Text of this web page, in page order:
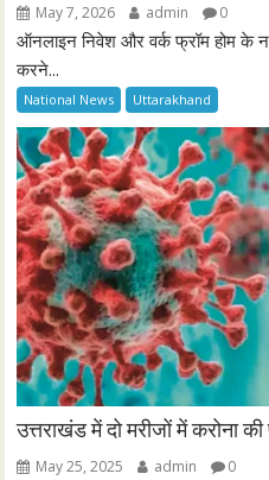
May 7, 2026 admin 0
ऑनलाइन निवेश और वर्क फ्रॉम होम के
करने...
National News Uttarakhand
उत्तराखंड में दो मरीजों में करोना
May 25, 2025 admin 0